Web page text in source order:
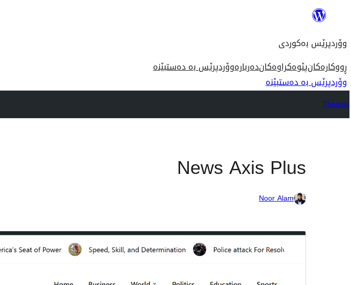
ناوەڕۆک
وۆردپرێس بەکوردی
ڕووکارەکانپێوەکراوەکاندەربارەوۆردپرێس بە دەستبێنە
وۆردپرێس بە دەستبێنە
Themes
News Axis Plus
Noor Alam